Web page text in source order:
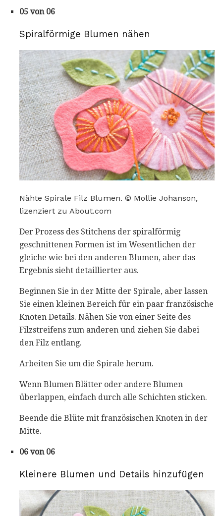
05 von 06
Spiralförmige Blumen nähen
Nähte Spirale Filz Blumen. © Mollie Johanson,
lizenziert zu About.com
Der Prozess des Stitchens der spiralförmig
geschnittenen Formen ist im Wesentlichen der
gleiche wie bei den anderen Blumen, aber das
Ergebnis sieht detaillierter aus.
Beginnen Sie in der Mitte der Spirale, aber lassen
Sie einen kleinen Bereich für ein paar französische
Knoten Details. Nähen Sie von einer Seite des
Filzstreifens zum anderen und ziehen Sie dabei
den Filz entlang.
Arbeiten Sie um die Spirale herum.
Wenn Blumen Blätter oder andere Blumen
überlappen, einfach durch alle Schichten sticken.
Beende die Blüte mit französischen Knoten in der
Mitte.
06 von 06
Kleinere Blumen und Details hinzufügen